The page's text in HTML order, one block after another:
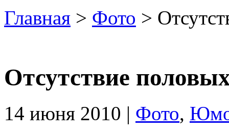
Главная > Фото >
Отсутствие
14 июня 2010 | Фото,